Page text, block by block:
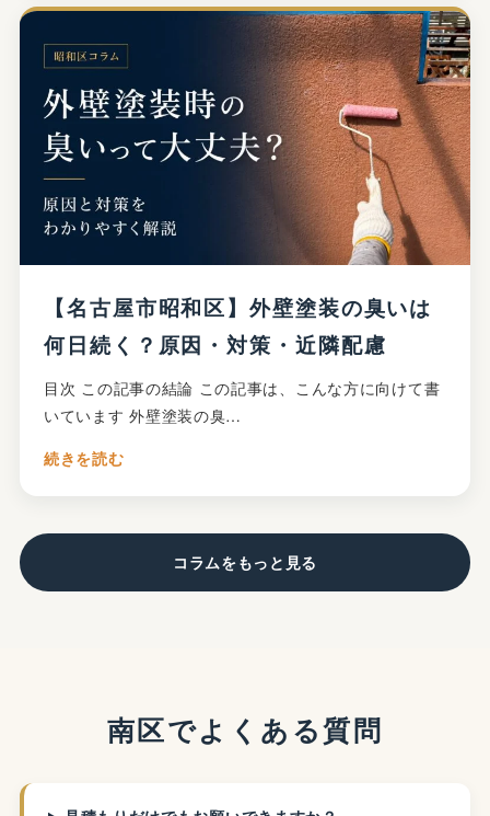
【名古屋市昭和区】外壁塗装の臭いは
何日続く？原因・対策・近隣配慮
目次 この記事の結論 この記事は、こんな方に向けて書
いています 外壁塗装の臭…
続きを読む
コラムをもっと見る
南区でよくある質問